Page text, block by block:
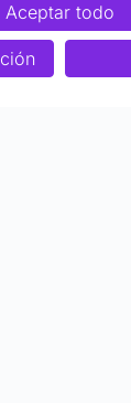
Aceptar todo